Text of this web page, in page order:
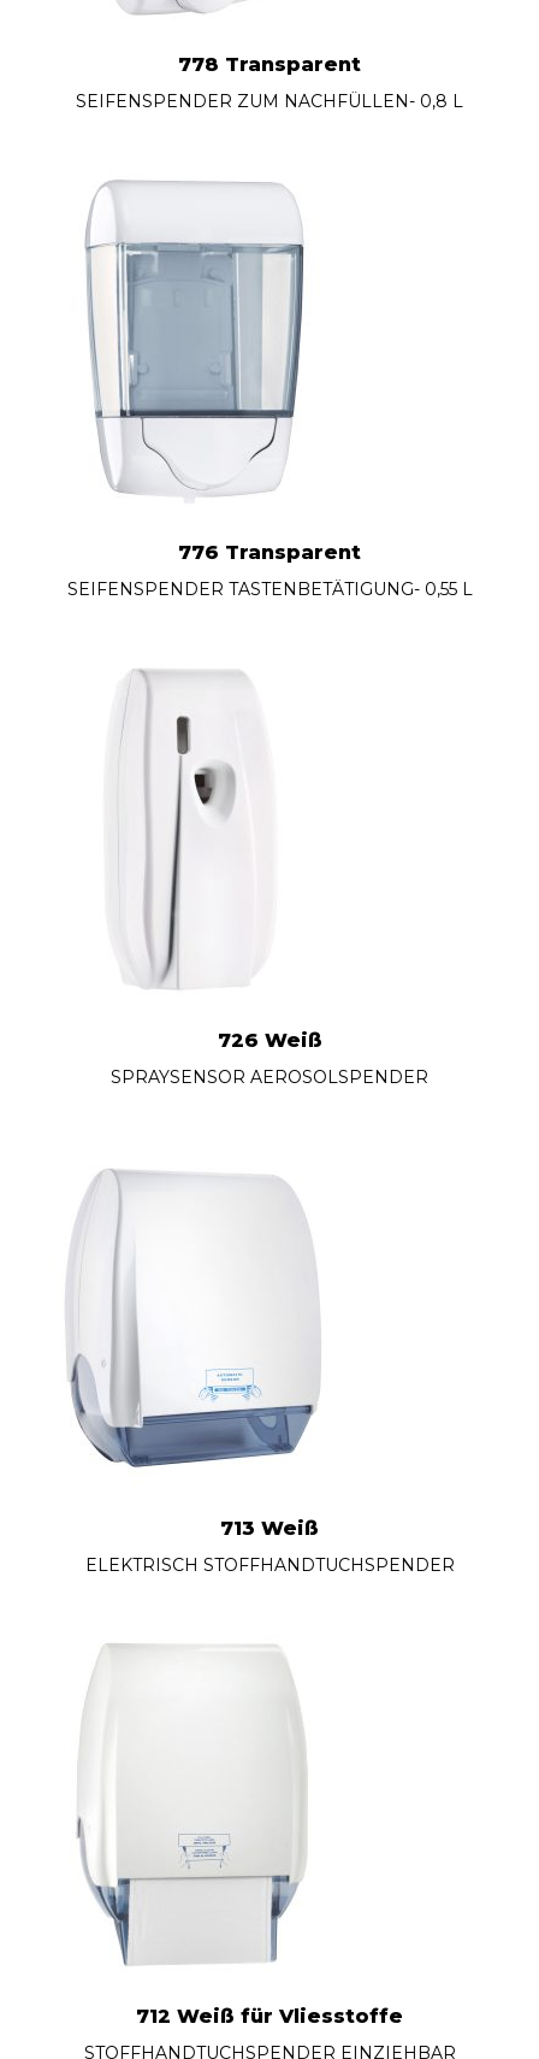
778 Transparent
SEIFENSPENDER ZUM NACHFÜLLEN- 0,8 L
776 Transparent
SEIFENSPENDER TASTENBETÄTIGUNG- 0,55 L
726 Weiß
SPRAYSENSOR AEROSOLSPENDER
713 Weiß
ELEKTRISCH STOFFHANDTUCHSPENDER
712 Weiß für Vliesstoffe
STOFFHANDTUCHSPENDER EINZIEHBAR